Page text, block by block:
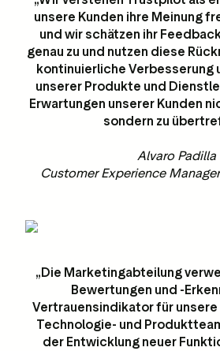
unsere Kunden ihre Meinung
und wir schätzen ihr
genau zu und nutzen diese
kontinuierliche Verbesserung
unserer Produkte und
Erwartungen unserer Kunden
sondern zu
Alvaro Padilla
Customer Experience
„Die Marketingabteilung
Bewertungen und -
Vertrauensindikator für unsere
Technologie- und
der Entwicklung neuer